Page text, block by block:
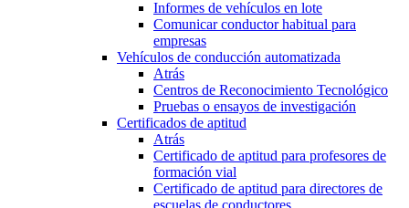
Informes de vehículos en lote
Comunicar conductor habitual para
empresas
Vehículos de conducción automatizada
Atrás
Centros de Reconocimiento Tecnológico
Pruebas o ensayos de investigación
Certificados de aptitud
Atrás
Certificado de aptitud para profesores de
formación vial
Certificado de aptitud para directores de